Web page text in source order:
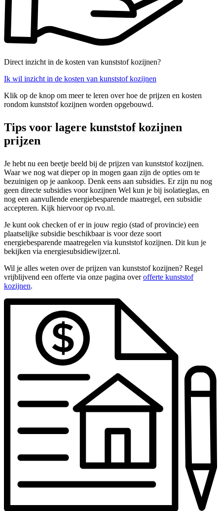
Direct inzicht in de kosten van kunststof kozijnen?
Ik wil inzicht in de kosten van kunststof kozijnen
Klik op de knop om meer te leren over hoe de prijzen en kosten
rondom kunststof kozijnen worden opgebouwd.
Tips voor lagere kunststof kozijnen
prijzen
Je hebt nu een beetje beeld bij de prijzen van kunststof kozijnen.
Waar we nog wat dieper op in mogen gaan zijn de opties om te
bezuinigen op je aankoop. Denk eens aan subsidies. Er zijn nu nog
geen directe subsidies voor kozijnen Wel kun je bij isolatieglas, en
nog een aanvullende energiebesparende maatregel, een subsidie
accepteren. Kijk hiervoor op rvo.nl.
Je kunt ook checken of er in jouw regio (stad of provincie) een
plaatselijke subsidie beschikbaar is voor deze soort
energiebesparende maatregelen via kunststof kozijnen. Dit kun je
bekijken via energiesubsidiewijzer.nl.
Wil je alles weten over de prijzen van kunststof kozijnen? Regel
vrijblijvend een offerte via onze pagina overofferte kunststof
kozijnen.